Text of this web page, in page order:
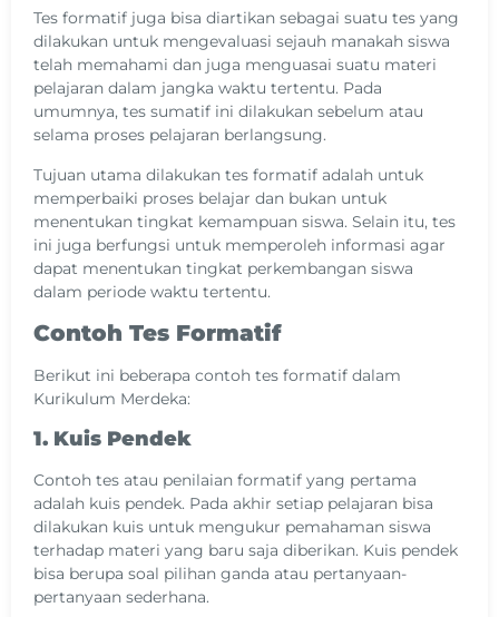
Tes formatif juga bisa diartikan sebagai suatu tes yang
dilakukan untuk mengevaluasi sejauh manakah siswa
telah memahami dan juga menguasai suatu materi
pelajaran dalam jangka waktu tertentu. Pada
umumnya, tes sumatif ini dilakukan sebelum atau
selama proses pelajaran berlangsung.
Tujuan utama dilakukan tes formatif adalah untuk
memperbaiki proses belajar dan bukan untuk
menentukan tingkat kemampuan siswa. Selain itu, tes
ini juga berfungsi untuk memperoleh informasi agar
dapat menentukan tingkat perkembangan siswa
dalam periode waktu tertentu.
Contoh Tes Formatif
Berikut ini beberapa contoh tes formatif dalam
Kurikulum Merdeka:
1. Kuis Pendek
Contoh tes atau penilaian formatif yang pertama
adalah kuis pendek. Pada akhir setiap pelajaran bisa
dilakukan kuis untuk mengukur pemahaman siswa
terhadap materi yang baru saja diberikan. Kuis pendek
bisa berupa soal pilihan ganda atau pertanyaan-
pertanyaan sederhana.